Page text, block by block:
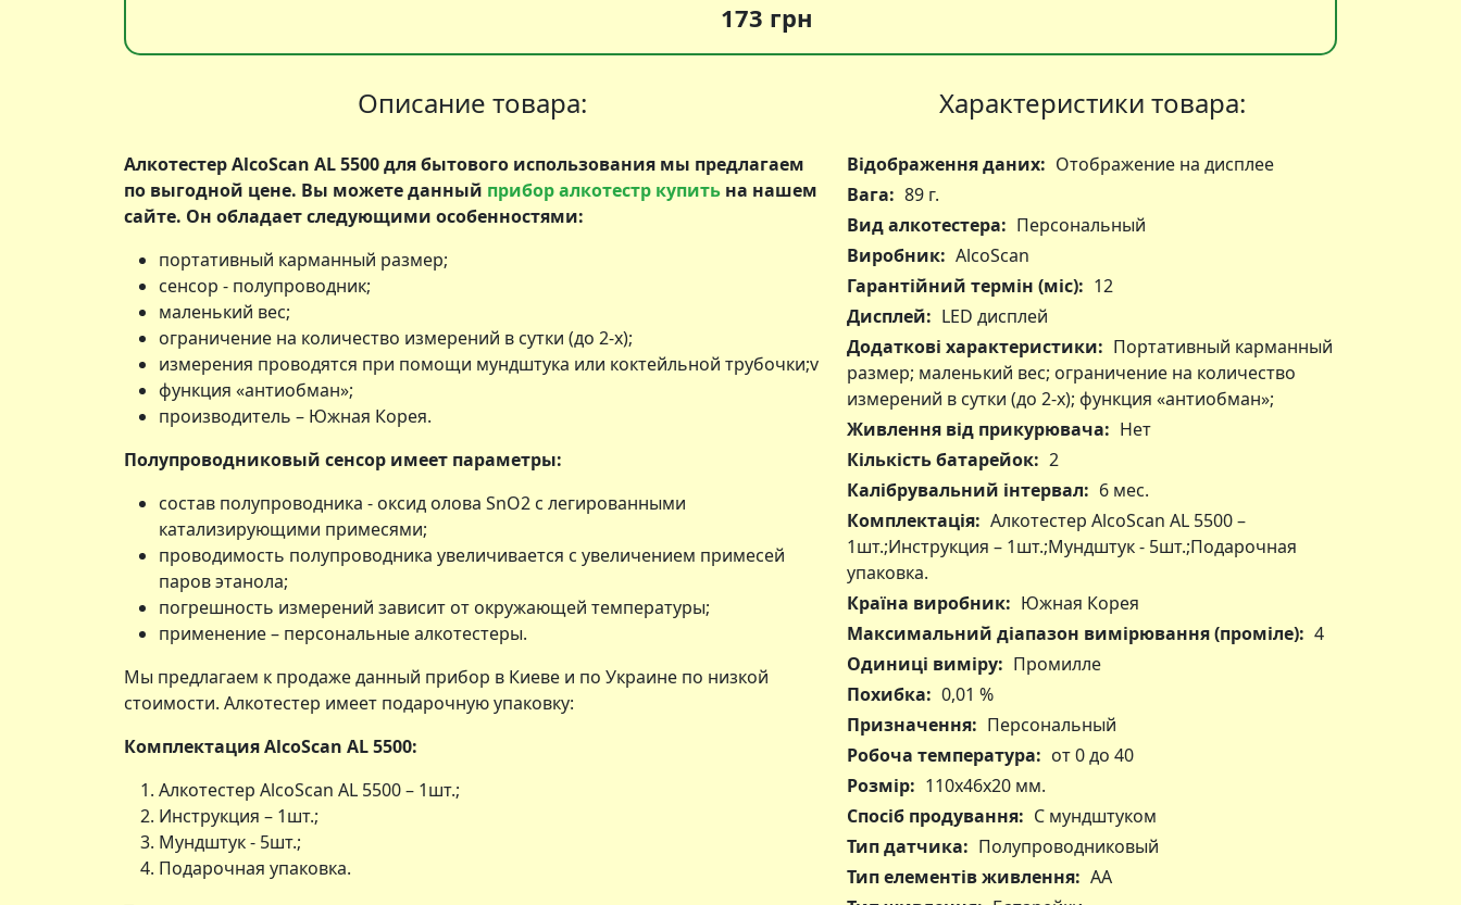
173 грн
Описание товара:
Алкотестер AlcoScan AL 5500 для бытового использования мы предлагаем
по выгодной цене. Вы можете данный прибор алкотестр купить на нашем
сайте. Он обладает следующими особенностями:
портативный карманный размер;
сенсор - полупроводник;
маленький вес;
ограничение на количество измерений в сутки (до 2-х);
измерения проводятся при помощи мундштука или коктейльной трубочки;v
функция «антиобман»;
производитель – Южная Корея.
Полупроводниковый сенсор имеет параметры:
состав полупроводника - оксид олова SnO2 с легированными
катализирующими примесями;
проводимость полупроводника увеличивается с увеличением примесей
паров этанола;
погрешность измерений зависит от окружающей температуры;
применение – персональные алкотестеры.
Мы предлагаем к продаже данный прибор в Киеве и по Украине по низкой
стоимости. Алкотестер имеет подарочную упаковку:
Комплектация AlcoScan AL 5500:
Алкотестер AlcoScan AL 5500 – 1шт.;
Инструкция – 1шт.;
Мундштук - 5шт.;
Подарочная упаковка.
Характеристики товара:
Відображення даних: Отображение на дисплее
Вага: 89 г.
Вид алкотестера: Персональный
Виробник: AlcoScan
Гарантійний термін (міс): 12
Дисплей: LED дисплей
Додаткові характеристики: Портативный карманный
размер; маленький вес; ограничение на количество
измерений в сутки (до 2-х); функция «антиобман»;
Живлення від прикурювача: Нет
Кількість батарейок: 2
Калібрувальний інтервал: 6 мес.
Комплектація: Алкотестер AlcoScan AL 5500 –
1шт.;Инструкция – 1шт.;Мундштук - 5шт.;Подарочная
упаковка.
Країна виробник: Южная Корея
Максимальний діапазон вимірювання (проміле): 4
Одиниці виміру: Промилле
Похибка: 0,01 %
Призначення: Персональный
Робоча температура: от 0 до 40
Розмір: 110х46х20 мм.
Спосіб продування: С мундштуком
Тип датчика: Полупроводниковый
Тип елементів живлення: АА